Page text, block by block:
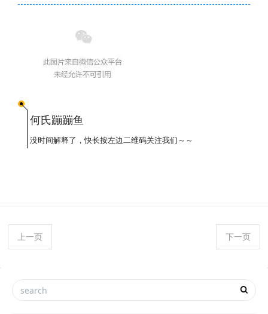
何氏蹦蹦鱼
没时间解释了，快长按左边二维码关注我们～～
上一页 下一页